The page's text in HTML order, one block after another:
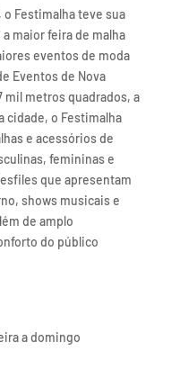
o Festimalha teve sua
maior feira de malha
eventos de moda
Eventos de Nova
mil metros quadrados, a
cidade, o Festimalha
e acessórios de
femininas e
que apresentam
shows musicais e
de amplo
do público
a domingo